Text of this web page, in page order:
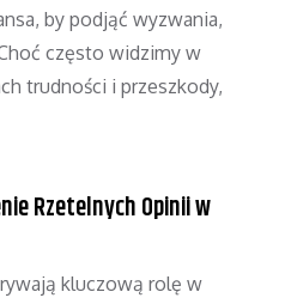
by podjąć wyzwania,
często widzimy w
trudności i przeszkody,
Rzetelnych Opinii w
kluczową rolę w